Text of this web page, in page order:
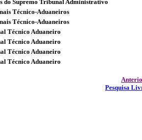
do Supremo Tribunal Administrativo
Técnico-Aduaneiros
Técnico-Aduaneiros
Técnico Aduaneiro
Técnico Aduaneiro
Técnico Aduaneiro
Técnico Aduaneiro
Pesquisa